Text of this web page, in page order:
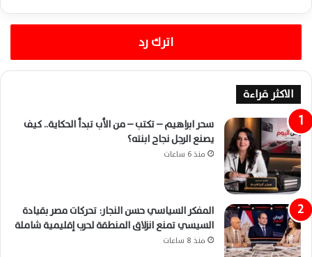
اترك رد
الاكثر قراءة
سحر ابراهيم – تكتب – من الأب تبدأ الحكاية.. كيف
يصنع الرجل نجاح ابنته؟
منذ 6 ساعات
المفكر السياسي حسن النجار: تحركات مصر بقيادة
السيسي تمنع انزلاق المنطقة لحرب إقليمية شاملة
منذ 8 ساعات